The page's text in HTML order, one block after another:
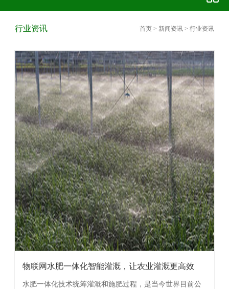
行业资讯 首页> 新闻资讯 >行业资讯
物联网水肥一体化智能灌溉，让农业灌溉更高效
水肥一体化技术统筹灌溉和施肥过程，是当今世界目前公